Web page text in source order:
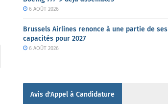
6 AOÛT 2026
Brussels Airlines renonce à une partie de ses
capacités pour 2027
6 AOÛT 2026
Avis d'Appel à Candidature